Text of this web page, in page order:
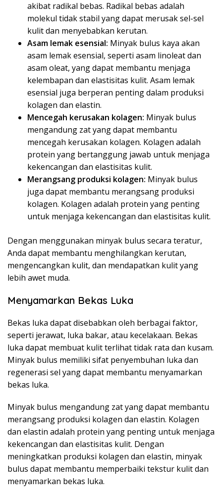
akibat radikal bebas. Radikal bebas adalah
molekul tidak stabil yang dapat merusak sel-sel
kulit dan menyebabkan kerutan.
Asam lemak esensial: Minyak bulus kaya akan
asam lemak esensial, seperti asam linoleat dan
asam oleat, yang dapat membantu menjaga
kelembapan dan elastisitas kulit. Asam lemak
esensial juga berperan penting dalam produksi
kolagen dan elastin.
Mencegah kerusakan kolagen: Minyak bulus
mengandung zat yang dapat membantu
mencegah kerusakan kolagen. Kolagen adalah
protein yang bertanggung jawab untuk menjaga
kekencangan dan elastisitas kulit.
Merangsang produksi kolagen: Minyak bulus
juga dapat membantu merangsang produksi
kolagen. Kolagen adalah protein yang penting
untuk menjaga kekencangan dan elastisitas kulit.
Dengan menggunakan minyak bulus secara teratur,
Anda dapat membantu menghilangkan kerutan,
mengencangkan kulit, dan mendapatkan kulit yang
lebih awet muda.
Menyamarkan Bekas Luka
Bekas luka dapat disebabkan oleh berbagai faktor,
seperti jerawat, luka bakar, atau kecelakaan. Bekas
luka dapat membuat kulit terlihat tidak rata dan kusam.
Minyak bulus memiliki sifat penyembuhan luka dan
regenerasi sel yang dapat membantu menyamarkan
bekas luka.
Minyak bulus mengandung zat yang dapat membantu
merangsang produksi kolagen dan elastin. Kolagen
dan elastin adalah protein yang penting untuk menjaga
kekencangan dan elastisitas kulit. Dengan
meningkatkan produksi kolagen dan elastin, minyak
bulus dapat membantu memperbaiki tekstur kulit dan
menyamarkan bekas luka.